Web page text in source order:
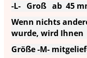
-L- Groß ab 45
Wenn nichts
wurde, wird Ihnen
Größe -M-